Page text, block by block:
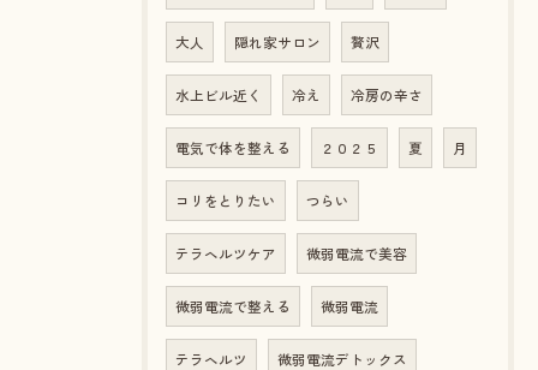
大人 隠れ家サロン 贅沢
水上ビル近く 冷え 冷房の辛さ
電気で体を整える ２０２５ 夏 月
コリをとりたい つらい
テラヘルツケア 微弱電流で美容
微弱電流で整える 微弱電流
テラヘルツ 微弱電流デトックス